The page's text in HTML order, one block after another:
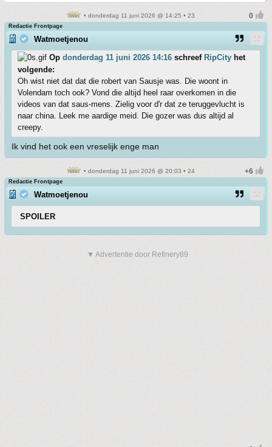
• donderdag 11 juni 2026 @ 14:25 • 23
Redactie Frontpage
Watmoetjenou
Op donderdag 11 juni 2026 14:16 schreef RipCity het
volgende:
Oh wist niet dat dat die robert van Sausje was. Die woont in
Volendam toch ook? Vond die altijd heel raar overkomen in die
videos van dat saus-mens. Zielig voor d'r dat ze teruggevlucht is
naar china. Leek me aardige meid. Die gozer was dus altijd al
creepy.
Ik vind het ook een vreselijk enge man
• donderdag 11 juni 2026 @ 20:03 • 24
Redactie Frontpage
Watmoetjenou
SPOILER
▼ Advertentie door Refinery89